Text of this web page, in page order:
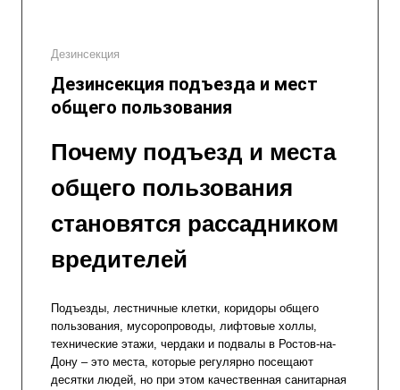
Дезинсекция
Дезинсекция подъезда и мест
общего пользования
Почему подъезд и места
общего пользования
становятся рассадником
вредителей
Подъезды, лестничные клетки, коридоры общего
пользования, мусоропроводы, лифтовые холлы,
технические этажи, чердаки и подвалы в Ростов-на-
Дону – это места, которые регулярно посещают
десятки людей, но при этом качественная санитарная